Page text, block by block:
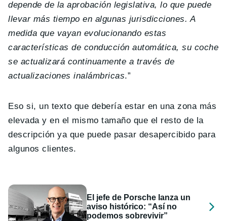
depende de la aprobación legislativa, lo que puede
llevar más tiempo en algunas jurisdicciones. A
medida que vayan evolucionando estas
características de conducción automática, su coche
se actualizará continuamente a través de
actualizaciones inalámbricas.”
Eso si, un texto que debería estar en una zona más
elevada y en el mismo tamaño que el resto de la
descripción ya que puede pasar desapercibido para
algunos clientes.
El jefe de Porsche lanza un
aviso histórico: “Así no
podemos sobrevivir”